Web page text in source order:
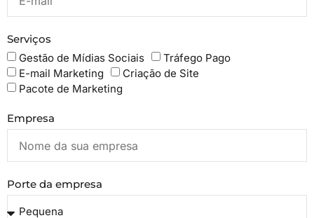
Serviços
Gestão de Mídias Sociais
Tráfego Pago
E-mail Marketing
Criação de Site
Pacote de Marketing
Empresa
Porte da empresa